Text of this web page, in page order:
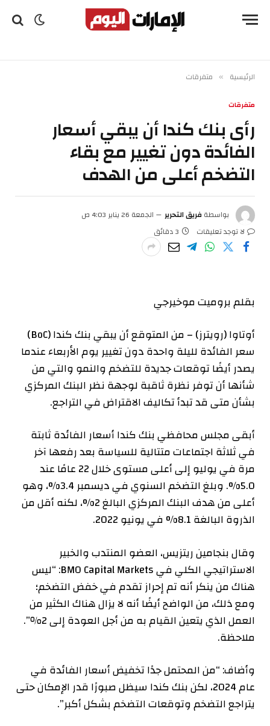
الرئيسية » متفرقات
متفرقات
رأى بنك كندا أن يبقي أسعار
الفائدة دون تغيير مع بقاء
التضخم أعلى من الهدف
بواسطةفريق التحرير
الجمعة 26 يناير 4:03 ص
لا توجد تعليقات
3 دقائق
بقلم بروميت موخيرجي
أوتاوا (رويترز) – من المتوقع أن يبقي بنك كندا (BoC)
سعر الفائدة لليلة واحدة دون تغيير يوم الأربعاء عندما
يصدر أيضًا توقعات جديدة للتضخم والنمو والتي من
شأنها أن توفر نظرة ثاقبة لوجهة نظر البنك المركزي
بشأن متى قد تبدأ تكاليف الاقتراض في التراجع.
أبقى مجلس محافظي بنك كندا أسعار الفائدة ثابتة
في ثلاثة اجتماعات متتالية للسياسة بعد رفعها آخر
مرة في يوليو إلى أعلى مستوى خلال 22 عامًا عند
5.0%. وبلغ التضخم السنوي في ديسمبر 3.4%، وهو
أعلى من هدف البنك المركزي البالغ 2%، لكنه أقل من
الذروة البالغة 8.1% في يونيو 2022.
وقال بنجامين ريتزيس، العضو المنتدب والخبير
الاستراتيجي الكلي في BMO Capital Markets: “ليس
هناك من ينكر أنه تم إحراز تقدم في خفض التضخم؛
ومع ذلك، من الواضح أيضًا أنه لا يزال هناك الكثير من
العمل الذي يتعين القيام به من أجل العودة إلى 2٪”.
ملاحظة.
وأضاف: “من المحتمل جدًا تخفيض أسعار الفائدة في
عام 2024، لكن بنك كندا سيظل صبورًا قدر الإمكان حتى
يتراجع التضخم وتوقعات التضخم بشكل أكبر”.